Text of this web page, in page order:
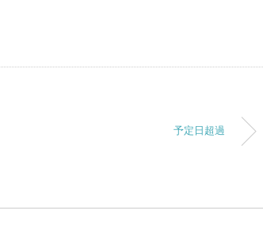
予定日超過